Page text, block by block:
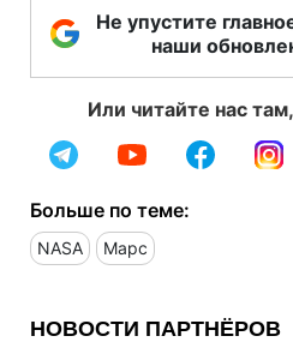
Не упустите
наши
Или читайте нас
Больше по теме:
NASA Марс